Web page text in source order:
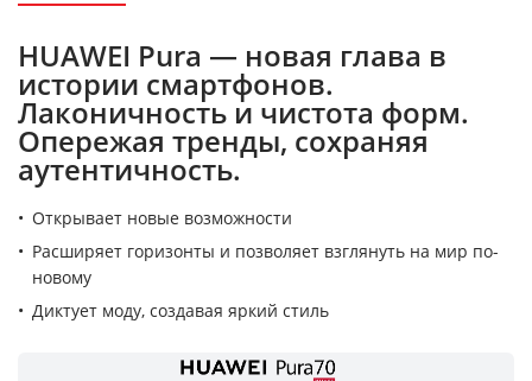
HUAWEI Pura — новая глава в
истории смартфонов.
Лаконичность и чистота форм.
Опережая тренды, сохраняя
аутентичность.
Открывает новые возможности
Расширяет горизонты и позволяет взглянуть на мир по-
новому
Диктует моду, создавая яркий стиль